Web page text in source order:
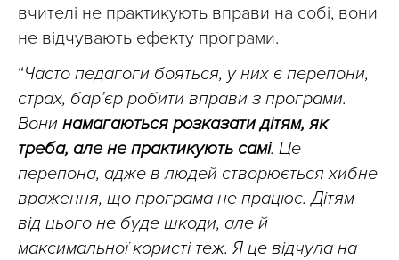
вчителі не практикують вправи на собі, вони
не відчувають ефекту програми.
“Часто педагоги бояться, у них є перепони,
страх, бар’єр робити вправи з програми.
Вони намагаються розказати дітям, як
треба, але не практикують самі. Це
перепона, адже в людей створюється хибне
враження, що програма не працює. Дітям
від цього не буде шкоди, але й
максимальної користі теж. Я це відчула на